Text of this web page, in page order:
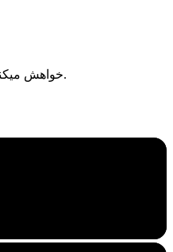
خواهش میکنم نظر لطف شماست.